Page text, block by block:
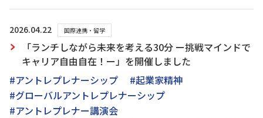
2026.04.22 国際連携・留学
「ランチしながら未来を考える30分 ー挑戦マインドで
キャリア自由自在！ー」を開催しました
#アントレプレナーシップ
#起業家精神
#グローバルアントレプレナーシップ
#アントレプレナー講演会